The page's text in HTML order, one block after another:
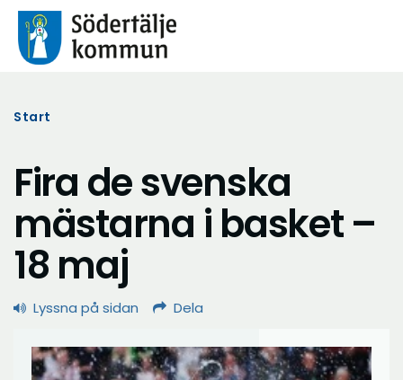
Start
Fira de svenska
mästarna i basket –
18 maj
Lyssna på sidan Dela